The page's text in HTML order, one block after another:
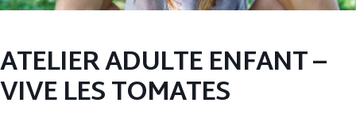
ATELIER ADULTE ENFANT –
VIVE LES TOMATES